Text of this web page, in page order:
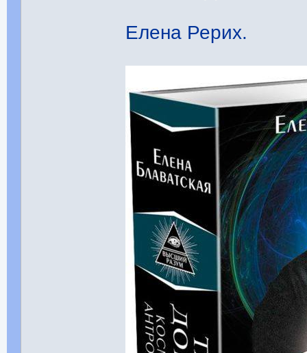
Елена Рерих.